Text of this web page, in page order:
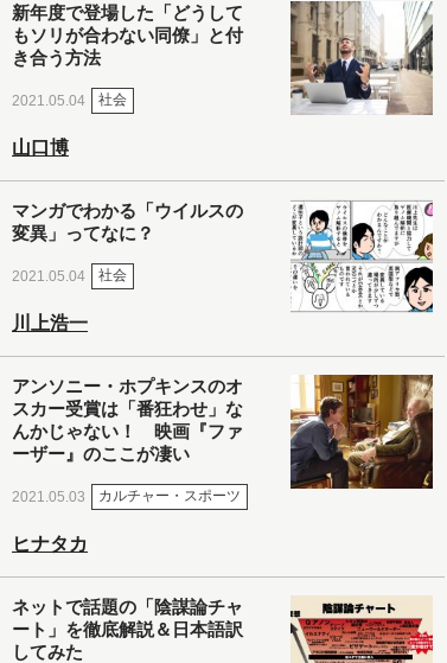
新年度で登場した「どうして
もソリが合わない同僚」と付
き合う方法
2021.05.04 社会
山口博
マンガでわかる「ウイルスの
変異」ってなに？
2021.05.04 社会
川上浩一
アンソニー・ホプキンスのオ
スカー受賞は「番狂わせ」な
んかじゃない！ 映画『ファ
ーザー』のここが凄い
2021.05.03 カルチャー・スポーツ
ヒナタカ
ネットで話題の「陰謀論チャ
ート」を徹底解説＆日本語訳
してみた